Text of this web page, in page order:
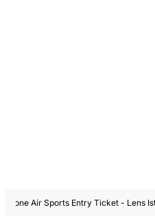
Air Sports Entry Ticket - Lens